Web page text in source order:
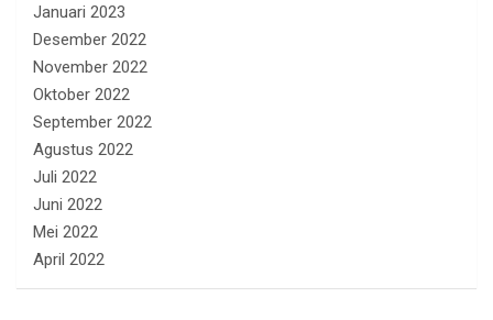
Januari 2023
Desember 2022
November 2022
Oktober 2022
September 2022
Agustus 2022
Juli 2022
Juni 2022
Mei 2022
April 2022